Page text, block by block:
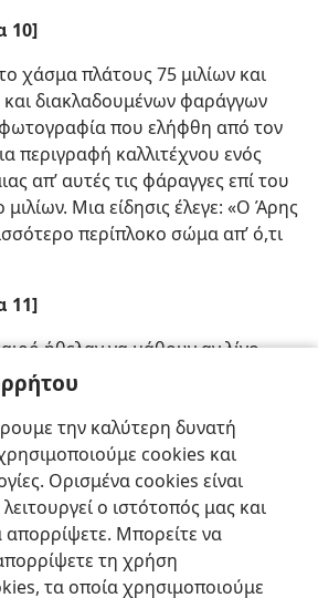
την καλύτερη δυνατή
cookies και
Ορισμένα cookies είναι
ο ιστότοπός μας και
απορρίψετε. Μπορείτε να
τη χρήση
τα οποία χρησιμοποιούμε
10]
χάσμα πλάτους 75 μιλίων και
και διακλαδουμένων φαράγγων
που ελήφθη από τον
περιγραφή καλλιτέχνου ενός
απ’ αυτές τις φάραγγες επί του
Μια είδησις έλεγε: «Ο Άρης
περίπλοκο σώμα απ’ ό,τι
11]
ήθελαν να μάθουν αν λίγο
να διαπεράση τα πυκνά νέφη
αποστολή του ‘Βένερα 8’
στην Αφροδίτη απεκάλυψε το
Κοινή Χρήση Προτιμήσεις